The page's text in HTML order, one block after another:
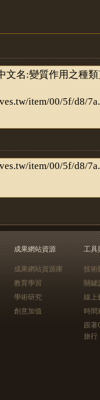
成果網站資源
成果網站資源庫
教育學習
學術研究
創意加值
工具
技術
關鍵
線上
時間
跟
旅行